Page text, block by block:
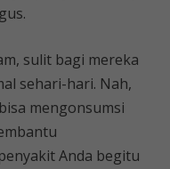
sulit bagi mereka
sehari-hari. Nah,
mengonsumsi
Anda begitu